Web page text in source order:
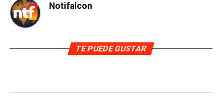
Notifalcon
TE PUEDE GUSTAR